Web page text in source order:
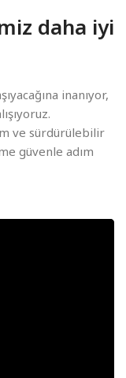
daha iyi
inanıyor,
ve sürdürülebilir
güvenle adım